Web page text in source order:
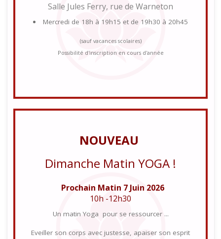
Salle Jules Ferry, rue de Warneton
Mercredi de 18h à 19h15 et de 19h30 à 20h45
(sauf vacances scolaires)
Possibilité d'inscription en cours d'année
NOUVEAU
Dimanche Matin YOGA !
Prochain Matin 7 Juin 2026
10h -12h30
Un matin Yoga pour se ressourcer ...
Eveiller son corps avec justesse, apaiser son esprit